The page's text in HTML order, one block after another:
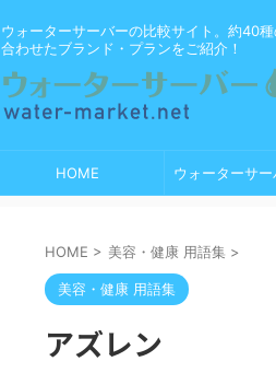
ウォーターサーバーの比較サイト。約40
合わせたブランド・プランをご紹介！
HOME ウォーターサ
HOME > 美容・健康 用語集 >
美容・健康 用語集
アズレン